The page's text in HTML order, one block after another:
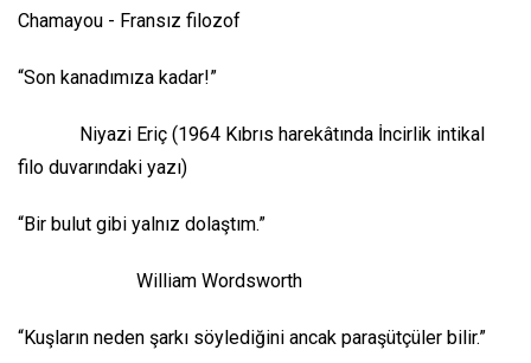
Chamayou - Fransız filozof
“Son kanadımıza kadar!”
Niyazi Eriç (1964 Kıbrıs harekâtında İncirlik intikal
filo duvarındaki yazı)
“Bir bulut gibi yalnız dolaştım.”
William Wordsworth
“Kuşların neden şarkı söylediğini ancak paraşütçüler bilir.”